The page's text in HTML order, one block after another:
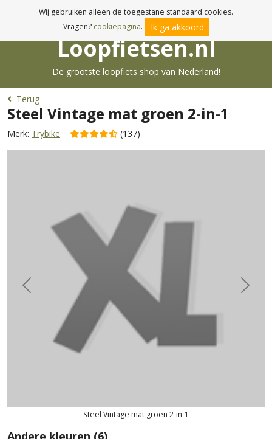
Voor 23:59u besteld, dinsdag in huis!
Loopfietsen.nl
De grootste loopfiets shop van Nederland!
Terug
Steel Vintage mat groen 2-in-1
Merk: Trybike (137)
Steel Vintage mat groen 2-in-1
Previous Next
Andere kleuren (6)
Wij gebruiken alleen de toegestane standaard cookies.
Vragen? cookiepagina. Ik ga akkoord